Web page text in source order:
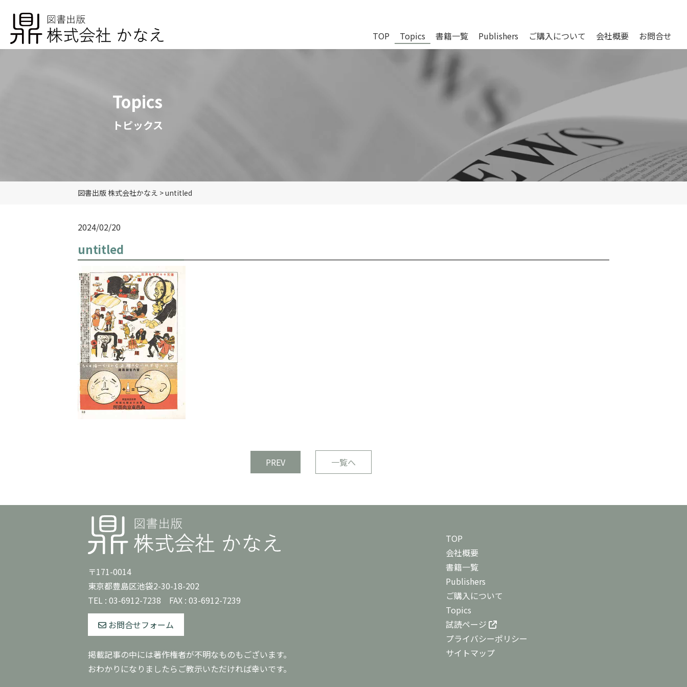
TOP Topics 書籍一覧 Publishers ご購入について 会社概要 お問合せ
Topics
トピックス
図書出版 株式会社かなえ >untitled
2024/02/20
untitled
PREV 一覧へ
〒171-0014
東京都豊島区池袋2-30-18-202
TEL : 03-6912-7238 FAX : 03-6912-7239
お問合せフォーム
掲載記事の中には著作権者が不明なものもございます。
おわかりになりましたらご教示いただければ幸いです。
TOP
会社概要
書籍一覧
Publishers
ご購入について
Topics
試読ページ
プライバシーポリシー
サイトマップ